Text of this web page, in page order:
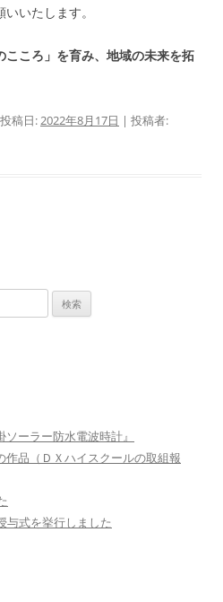
いたします。
こころ」を育み、地域の未来を拓
稿日:2022年8月17日 | 投稿者:
ーラー防水電波時計』
作品（ＤＸハイスクールの取組報
式を挙行しました